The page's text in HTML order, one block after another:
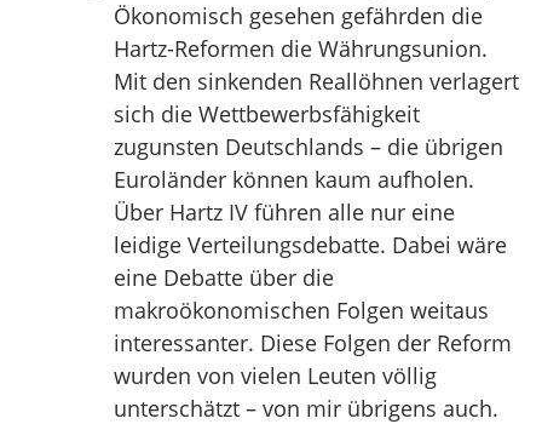
Ökonomisch gesehen gefährden die
Hartz-Reformen die Währungsunion.
Mit den sinkenden Reallöhnen verlagert
sich die Wettbewerbsfähigkeit
zugunsten Deutschlands – die übrigen
Euroländer können kaum aufholen.
Über Hartz IV führen alle nur eine
leidige Verteilungsdebatte. Dabei wäre
eine Debatte über die
makroökonomischen Folgen weitaus
interessanter. Diese Folgen der Reform
wurden von vielen Leuten völlig
unterschätzt – von mir übrigens auch.